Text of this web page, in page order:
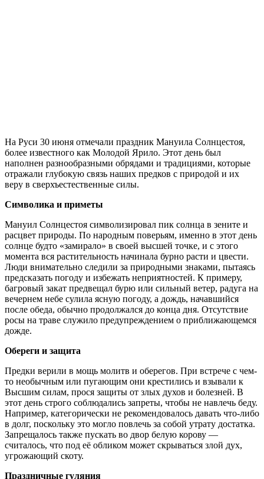
На Руси 30 июня отмечали праздник Мануила Солнцестоя,
более известного как Молодой Ярило. Этот день был
наполнен разнообразными обрядами и традициями, которые
отражали глубокую связь наших предков с природой и их
веру в сверхъестественные силы.
Символика и приметы
Мануил Солнцестоя символизировал пик солнца в зените и
расцвет природы. По народным поверьям, именно в этот день
солнце будто «замирало» в своей высшей точке, и с этого
момента вся растительность начинала бурно расти и цвести.
Люди внимательно следили за природными знаками, пытаясь
предсказать погоду и избежать неприятностей. К примеру,
багровый закат предвещал бурю или сильный ветер, радуга на
вечернем небе сулила ясную погоду, а дождь, начавшийся
после обеда, обычно продолжался до конца дня. Отсутствие
росы на траве служило предупреждением о приближающемся
дожде.
Обереги и защита
Предки верили в мощь молитв и оберегов. При встрече с чем-
то необычным или пугающим они крестились и взывали к
Высшим силам, прося защиты от злых духов и болезней. В
этот день строго соблюдались запреты, чтобы не навлечь беду.
Например, категорически не рекомендовалось давать что-либо
в долг, поскольку это могло повлечь за собой утрату достатка.
Запрещалось также пускать во двор белую корову —
считалось, что под её обликом может скрываться злой дух,
угрожающий скоту.
Праздничные гуляния